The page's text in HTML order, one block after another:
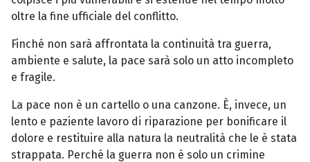
oltre la fine ufficiale del conflitto.
Finché non sarà affrontata la continuità tra guerra,
ambiente e salute, la pace sarà solo un atto incompleto
e fragile.
La pace non è un cartello o una canzone. È, invece, un
lento e paziente lavoro di riparazione per bonificare il
dolore e restituire alla natura la neutralità che le è stata
strappata. Perché la guerra non è solo un crimine